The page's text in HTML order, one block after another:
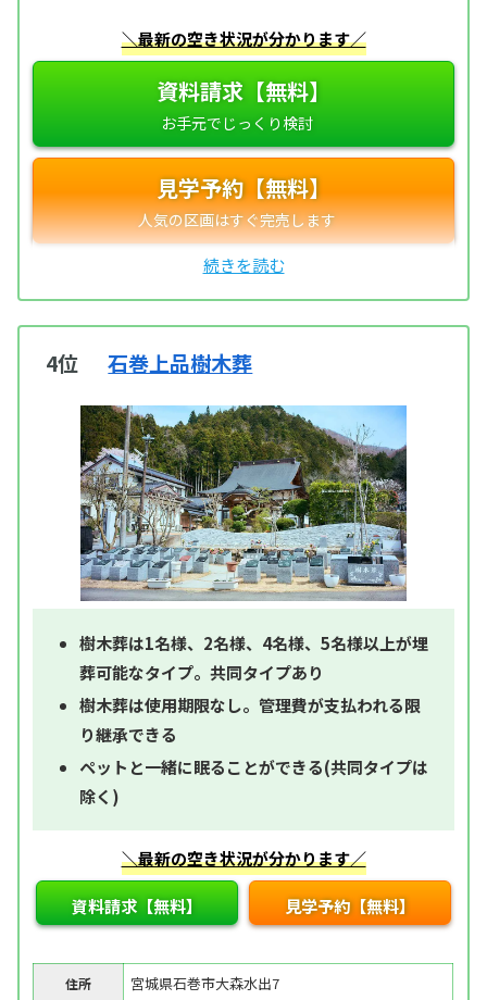
＼最新の空き状況が分かります／
資料請求【無料】
見学予約【無料】
4位 石巻上品樹木葬
樹木葬は1名様、2名様、4名様、5名様以上が埋
葬可能なタイプ。共同タイプあり
樹木葬は使用期限なし。管理費が支払われる限
り継承できる
ペットと一緒に眠ることができる(共同タイプは
除く)
＼最新の空き状況が分かります／
資料請求【無料】 見学予約【無料】
住所 宮城県石巻市大森水出7